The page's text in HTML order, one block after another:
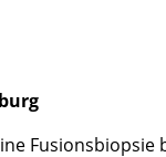
Bild des MRT
elektronisch
Fusionsbiopsie